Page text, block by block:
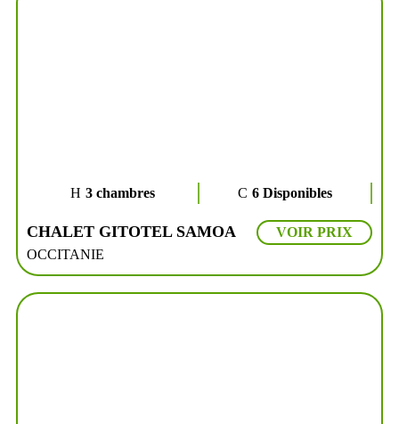
3 chambres 6 Disponibles
CHALET GITOTEL SAMOA
OCCITANIE
VOIR PRIX